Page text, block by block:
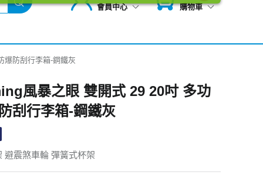
會員中心
購物車
爆防刮行李箱-鋼鐵灰
風暴之眼 雙開式 29 20吋 多功
刮行李箱-鋼鐵灰
避震煞車輪 彈簧式杯架